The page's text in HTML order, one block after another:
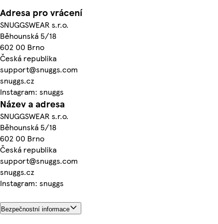
Adresa pro vrácení
SNUGGSWEAR s.r.o.
Běhounská 5/18
602 00 Brno
Česká republika
support@snuggs.com
snuggs.cz
Instagram: snuggs
Název a adresa
SNUGGSWEAR s.r.o.
Běhounská 5/18
602 00 Brno
Česká republika
support@snuggs.com
snuggs.cz
Instagram: snuggs
Bezpečnostní informace